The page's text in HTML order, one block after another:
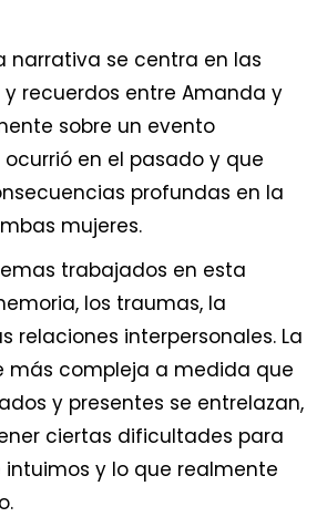
narrativa se centra en las
recuerdos entre Amanda y
sobre un evento
en el pasado y que
profundas en la
mujeres.
trabajados en esta
los traumas, la
relaciones interpersonales. La
más compleja a medida que
y presentes se entrelazan,
ciertas dificultades para
y lo que realmente